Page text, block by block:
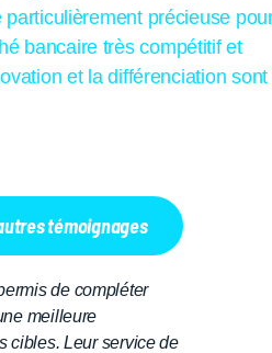
particulièrement précieuse
bancaire très compétitif et
et la différenciation sont
témoignages
de compléter
meilleure
cibles. Leur service de